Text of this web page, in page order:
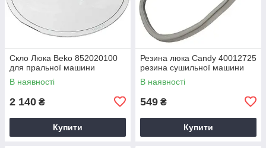
Скло Люка Beko 852020100
для пральної машини
В наявності
2 140 ₴
Купити
Резина люка Candy 40012725
резина сушильної машини
В наявності
549 ₴
Купити